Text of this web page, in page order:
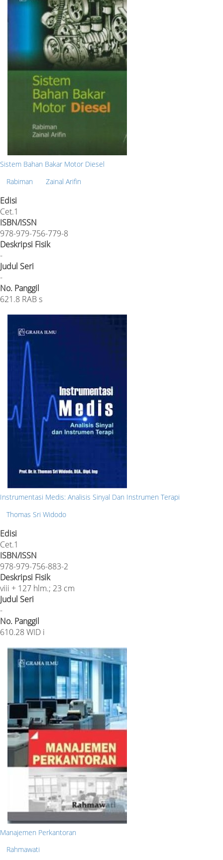
Sistem Bahan Bakar Motor Diesel
Rabiman
Zainal Arifin
Edisi
Cet.1
ISBN/ISSN
978-979-756-779-8
Deskripsi Fisik
-
Judul Seri
-
No. Panggil
621.8 RAB s
Instrumentasi Medis: Analisis Sinyal Dan Instrumen Terapi
Thomas Sri Widodo
Edisi
Cet.1
ISBN/ISSN
978-979-756-883-2
Deskripsi Fisik
viii + 127 hlm.; 23 cm
Judul Seri
-
No. Panggil
610.28 WID i
Manajemen Perkantoran
Rahmawati